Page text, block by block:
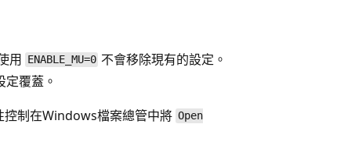
用 ENABLE_MU=0 不會移除現有的設定。
覆蓋。
控制在Windows檔案總管中將 Open